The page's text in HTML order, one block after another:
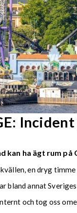
kan ha ägt rum på
en dryg
bland annat
och tog oss